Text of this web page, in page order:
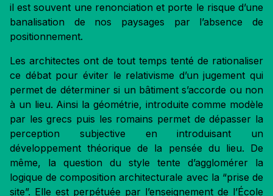
il est souvent une renonciation et porte le risque d’une
banalisation de nos paysages par l’absence de
positionnement.
Les architectes ont de tout temps tenté de rationaliser
ce débat pour éviter le relativisme d’un jugement qui
permet de déterminer si un bâtiment s’accorde ou non
à un lieu. Ainsi la géométrie, introduite comme modèle
par les grecs puis les romains permet de dépasser la
perception subjective en introduisant un
développement théorique de la pensée du lieu. De
même, la question du style tente d’agglomérer la
logique de composition architecturale avec la “prise de
site”. Elle est perpétuée par l’enseignement de l’École